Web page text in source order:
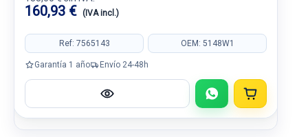
160,93 € (IVA incl.)
Ref: 7565143 OEM: 5148W1
Garantía 1 año Envío 24-48h